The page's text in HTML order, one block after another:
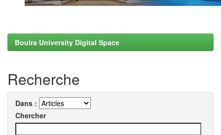
Bouira University Digital Space
Recherche
Dans :
Chercher